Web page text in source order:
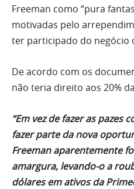
Freeman como “pura
motivadas pelo
ter participado do negócio
De acordo com os
não teria direito aos 20%
“Em vez de fazer as pazes
fazer parte da nova
Freeman aparentemente
amargura, levando-o a
dólares em ativos da